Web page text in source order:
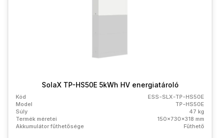
SolaX TP-HS50E 5kWh HV energiatároló
Kód
ESS-SLX-TP-HS50E
Model
TP-HS50E
Súly
47 kg
Termék méretei
150x730x318 mm
Akkumulátor fűthetősége
Fűthető